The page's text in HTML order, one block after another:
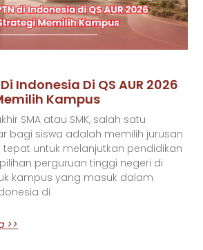
Indonesia Di QS AUR 2026
Kampus
SMA atau SMK, salah satu
bagi siswa adalah memilih jurusan
untuk melanjutkan pendidikan
perguruan tinggi negeri di
kampus yang masuk dalam
di
>>